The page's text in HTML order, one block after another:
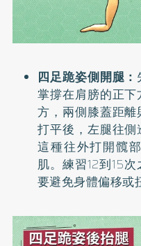
四足跪姿側開腿：
掌撐在肩膀的正
方，兩側膝蓋距
打平後，左腿往側
這種往外打開髖
肌。練習12到15
要避免身體偏移或